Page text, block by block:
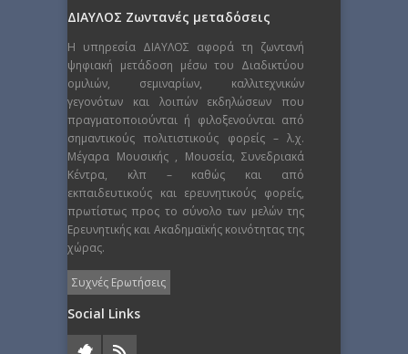
ΔΙΑΥΛΟΣ Ζωντανές μεταδόσεις
Η υπηρεσία ΔΙΑΥΛΟΣ αφορά τη ζωντανή
ψηφιακή μετάδοση μέσω του Διαδικτύου
ομιλιών, σεμιναρίων, καλλιτεχνικών
γεγονότων και λοιπών εκδηλώσεων που
πραγματοποιούνται ή φιλοξενούνται από
σημαντικούς πολιτιστικούς φορείς – λ.χ.
Μέγαρα Μουσικής , Μουσεία, Συνεδριακά
Κέντρα, κλπ – καθώς και από
εκπαιδευτικούς και ερευνητικούς φορείς,
πρωτίστως προς το σύνολο των μελών της
Ερευνητικής και Ακαδημαϊκής κοινότητας της
χώρας.
Συχνές Ερωτήσεις
Social Links